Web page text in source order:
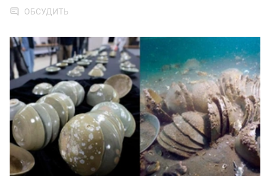
ОБСУДИТЬ